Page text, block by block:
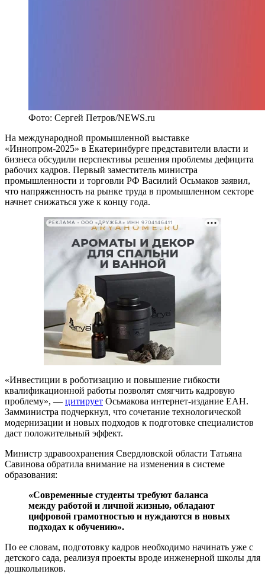
Фото: Сергей Петров/NEWS.ru
На международной промышленной выставке
«Иннопром-2025» в Екатеринбурге представители власти и
бизнеса обсудили перспективы решения проблемы дефицита
рабочих кадров. Первый заместитель министра
промышленности и торговли РФ Василий Осьмаков заявил,
что напряженность на рынке труда в промышленном секторе
начнет снижаться уже к концу года.
РЕКЛАМА • ООО «ДРУЖБА» ИНН 9704146411
«Инвестиции в роботизацию и повышение гибкости
квалификационной работы позволят смягчить кадровую
проблему», — цитирует Осьмакова интернет-издание ЕАН.
Замминистра подчеркнул, что сочетание технологической
модернизации и новых подходов к подготовке специалистов
даст положительный эффект.
Министр здравоохранения Свердловской области Татьяна
Савинова обратила внимание на изменения в системе
образования:
«Современные студенты требуют баланса
между работой и личной жизнью, обладают
цифровой грамотностью и нуждаются в новых
подходах к обучению».
По ее словам, подготовку кадров необходимо начинать уже с
детского сада, реализуя проекты вроде инженерной школы для
дошкольников.